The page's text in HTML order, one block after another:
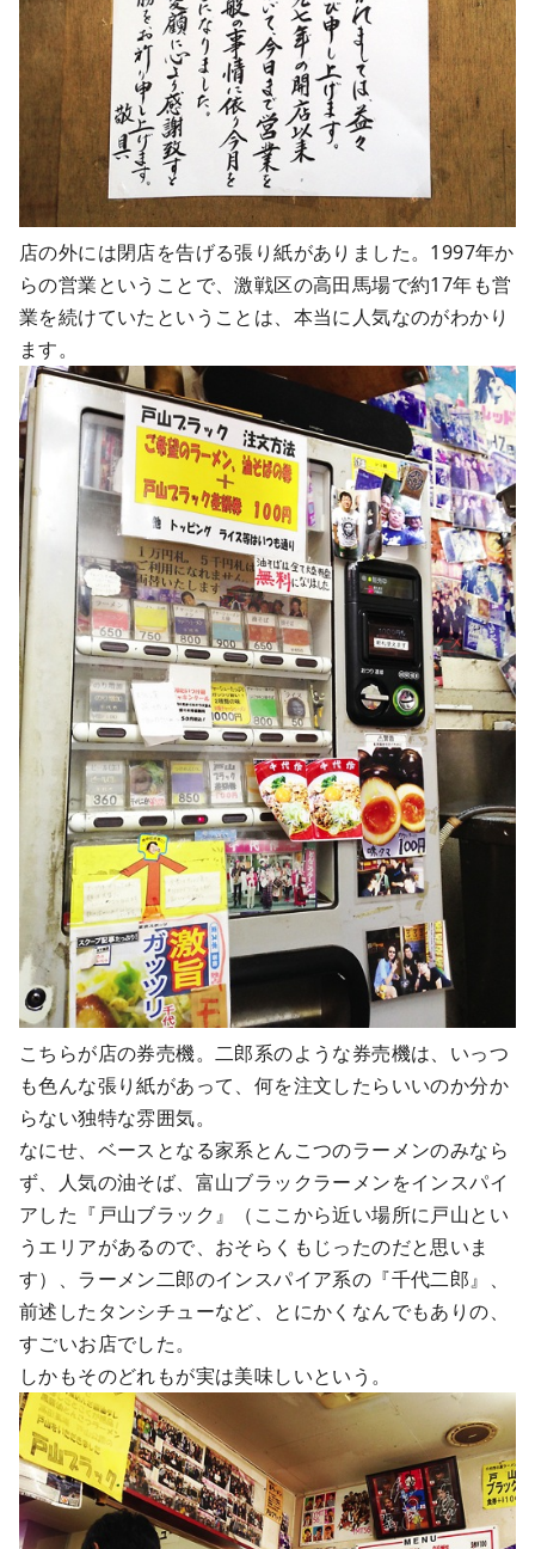
店の外には閉店を告げる張り紙がありました。1997年か
らの営業ということで、激戦区の高田馬場で約17年も営
業を続けていたということは、本当に人気なのがわかり
ます。
こちらが店の券売機。二郎系のような券売機は、いっつ
も色んな張り紙があって、何を注文したらいいのか分か
らない独特な雰囲気。
なにせ、ベースとなる家系とんこつのラーメンのみなら
ず、人気の油そば、富山ブラックラーメンをインスパイ
アした『戸山ブラック』（ここから近い場所に戸山とい
うエリアがあるので、おそらくもじったのだと思いま
す）、ラーメン二郎のインスパイア系の『千代二郎』、
前述したタンシチューなど、とにかくなんでもありの、
すごいお店でした。
しかもそのどれもが実は美味しいという。